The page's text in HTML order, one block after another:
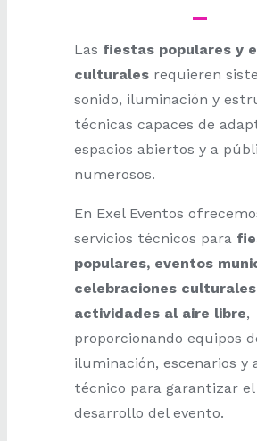
Las fiestas populares y
culturales requieren
sonido, iluminación y
técnicas capaces de
espacios abiertos y a
numerosos.
En Exel Eventos
servicios técnicos para
populares, eventos
celebraciones
actividades al aire libre,
proporcionando equipos
iluminación, escenarios y
técnico para garantizar
desarrollo del evento.